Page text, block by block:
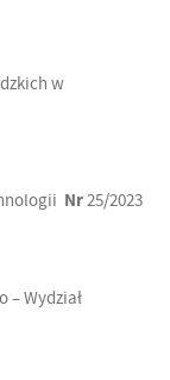
w
Nr25/2023
– Wydział